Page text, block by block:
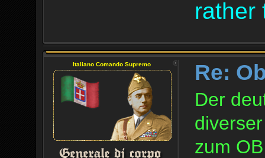
rather
Italiano Comando Supremo Re:
Der
zum